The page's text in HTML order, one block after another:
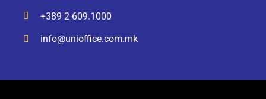
+389 2 609.1000
info@unioffice.com.mk